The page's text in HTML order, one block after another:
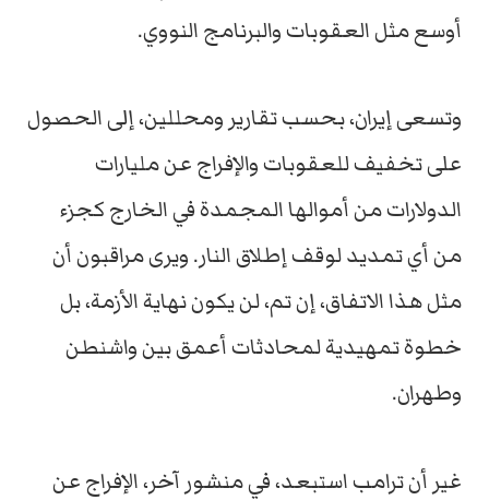
أوسع مثل العقوبات والبرنامج النووي.
وتسعى إيران، بحسب تقارير ومحللين، إلى الحصول
على تخفيف للعقوبات والإفراج عن مليارات
الدولارات من أموالها المجمدة في الخارج كجزء
من أي تمديد لوقف إطلاق النار. ويرى مراقبون أن
مثل هذا الاتفاق، إن تم، لن يكون نهاية الأزمة، بل
خطوة تمهيدية لمحادثات أعمق بين واشنطن
وطهران.
غير أن ترامب استبعد، في منشور آخر، الإفراج عن